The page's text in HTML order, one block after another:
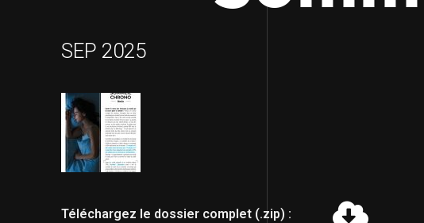
SEP 2025
Téléchargez le dossier complet (.zip) :